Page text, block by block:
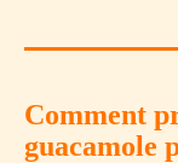
Comment
guacamole